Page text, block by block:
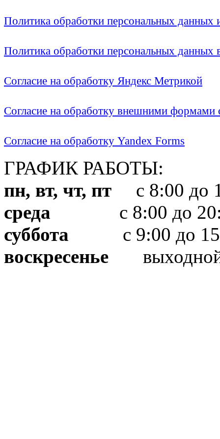
Политика обработки персональных
Политика обработки персональных
Согласие на обработку Яндекс Метрикой
Согласие на обработку внешними формами
Согласие на обработку Yandex Forms
ГРАФИК РАБОТЫ:
пн, вт, чт, пт с 8:00 до
среда с 8:00 до
суббота с 9:00 до
воскресенье